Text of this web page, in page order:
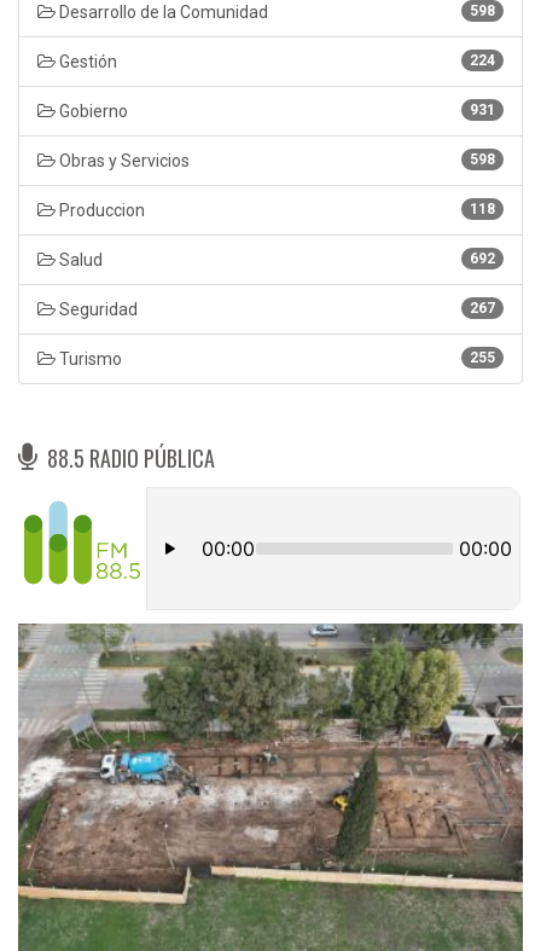
598
Desarrollo de la Comunidad
224
Gestión
931
Gobierno
598
Obras y Servicios
118
Produccion
692
Salud
267
Seguridad
255
Turismo
88.5 RADIO PÚBLICA